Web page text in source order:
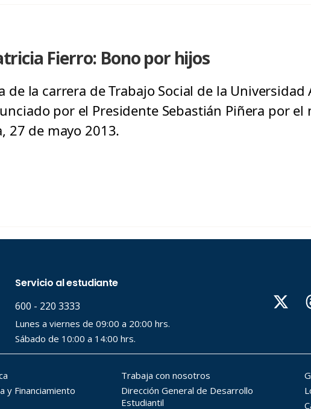
Fierro: Bono por hijos
de la carrera de Trabajo Social de la Universidad
por el Presidente Sebastián Piñera por el
27 de mayo 2013.